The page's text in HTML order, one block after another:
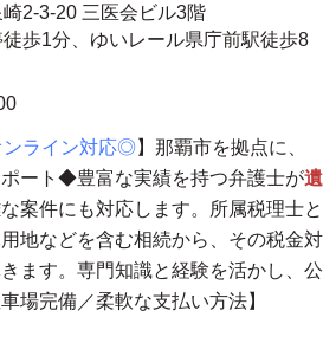
2-3-20 三医会ビル3階
歩1分、ゆいレール県庁前駅徒歩8
ンライン対応◎】 那覇市を拠点に、
ート ◆豊富な実績を持つ弁護士が遺
案件にも対応します。所属税理士と
地などを含む相続から、その税金対
ます。専門知識と経験を活かし、公
場完備／柔軟な支払い方法】